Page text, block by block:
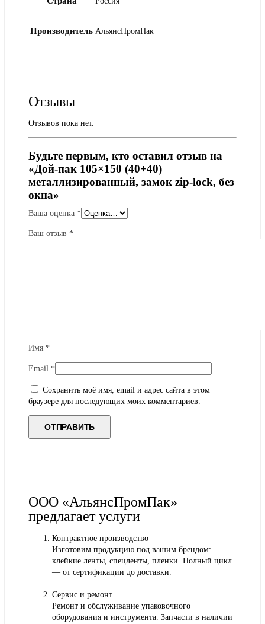
Производитель АльянсПромПак
Отзывы
Отзывов пока нет.
Будьте первым, кто оставил отзыв на
«Дой-пак 105×150 (40+40)
металлизированный, замок zip-lock, без
окна»
Ваша оценка *
Ваш отзыв *
Имя *
Email *
Сохранить моё имя, email и адрес сайта в этом
браузере для последующих моих комментариев.
ООО «АльянсПромПак»
предлагает услуги
Контрактное производство
Изготовим продукцию под вашим брендом:
клейкие ленты, спецленты, пленки. Полный цикл
— от сертификации до доставки.
Сервис и ремонт
Ремонт и обслуживание упаковочного
оборудования и инструмента. Запчасти в наличии